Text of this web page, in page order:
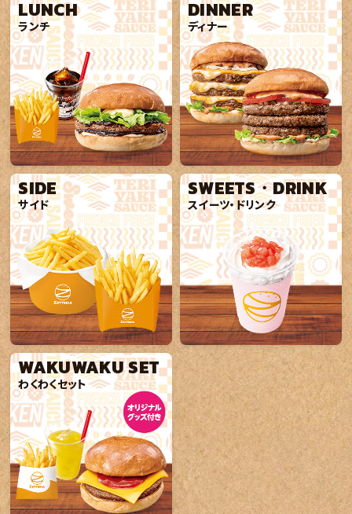
LUNCH
ランチ
DINNER
ディナー
SIDE
サイド
SWEETS・DRINK
スイーツ・ドリンク
WAKUWAKU SET
わくわくセット